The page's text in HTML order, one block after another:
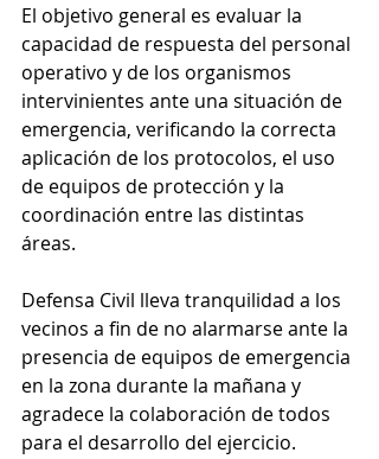
El objetivo general es evaluar la
capacidad de respuesta del personal
operativo y de los organismos
intervinientes ante una situación de
emergencia, verificando la correcta
aplicación de los protocolos, el uso
de equipos de protección y la
coordinación entre las distintas
áreas.
Defensa Civil lleva tranquilidad a los
vecinos a fin de no alarmarse ante la
presencia de equipos de emergencia
en la zona durante la mañana y
agradece la colaboración de todos
para el desarrollo del ejercicio.